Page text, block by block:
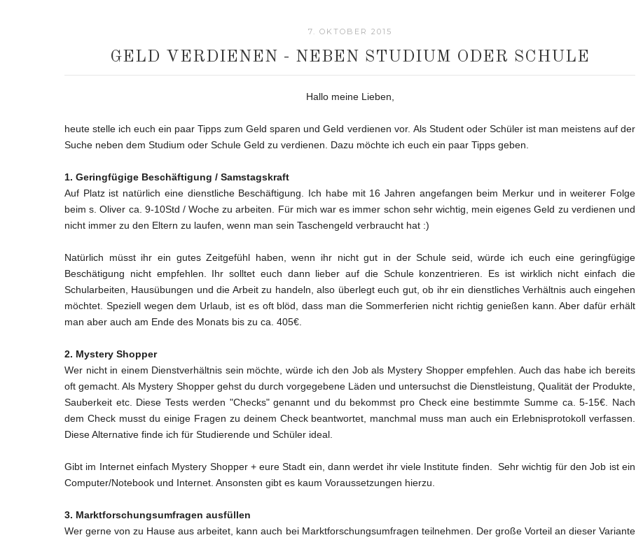
7. OKTOBER 2015
GELD VERDIENEN - NEBEN STUDIUM ODER SCHULE
Hallo meine Lieben,
heute stelle ich euch ein paar Tipps zum Geld sparen und Geld verdienen vor. Als Student oder Schüler ist man meistens auf der
Suche neben dem Studium oder Schule Geld zu verdienen. Dazu möchte ich euch ein paar Tipps geben.
1. Geringfügige Beschäftigung / Samstagskraft
Auf Platz ist natürlich eine dienstliche Beschäftigung. Ich habe mit 16 Jahren angefangen beim Merkur und in weiterer Folge
beim s. Oliver ca. 9-10Std / Woche zu arbeiten. Für mich war es immer schon sehr wichtig, mein eigenes Geld zu verdienen und
nicht immer zu den Eltern zu laufen, wenn man sein Taschengeld verbraucht hat :)
Natürlich müsst ihr ein gutes Zeitgefühl haben, wenn ihr nicht gut in der Schule seid, würde ich euch eine geringfügige
Beschätigung nicht empfehlen. Ihr solltet euch dann lieber auf die Schule konzentrieren. Es ist wirklich nicht einfach die
Schularbeiten, Hausübungen und die Arbeit zu handeln, also überlegt euch gut, ob ihr ein dienstliches Verhältnis auch eingehen
möchtet. Speziell wegen dem Urlaub, ist es oft blöd, dass man die Sommerferien nicht richtig genießen kann. Aber dafür erhält
man aber auch am Ende des Monats bis zu ca. 405€.
2. Mystery Shopper
Wer nicht in einem Dienstverhältnis sein möchte, würde ich den Job als Mystery Shopper empfehlen. Auch das habe ich bereits
oft gemacht. Als Mystery Shopper gehst du durch vorgegebene Läden und untersuchst die Dienstleistung, Qualität der Produkte,
Sauberkeit etc. Diese Tests werden "Checks" genannt und du bekommst pro Check eine bestimmte Summe ca. 5-15€. Nach
dem Check musst du einige Fragen zu deinem Check beantwortet, manchmal muss man auch ein Erlebnisprotokoll verfassen.
Diese Alternative finde ich für Studierende und Schüler ideal.
Gibt im Internet einfach Mystery Shopper + eure Stadt ein, dann werdet ihr viele Institute finden.Sehr wichtig für den Job ist ein
Computer/Notebook und Internet. Ansonsten gibt es kaum Voraussetzungen hierzu.
3. Marktforschungsumfragen ausfüllen
Wer gerne von zu Hause aus arbeitet, kann auch bei Marktforschungsumfragen teilnehmen. Der große Vorteil an dieser Variante